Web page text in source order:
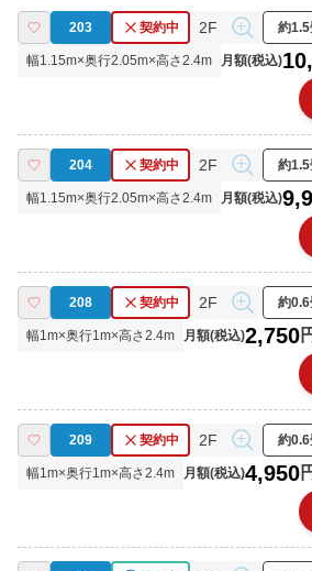
203 契約中 2F 約1.5
幅1.15m×奥行2.05m×高さ2.4m 月額(税込)
204 契約中 2F 約1.5
幅1.15m×奥行2.05m×高さ2.4m 月額(税込)
208 契約中 2F 約0.6
幅1m×奥行1m×高さ2.4m 月額(税込)2,750
209 契約中 2F 約0.6
幅1m×奥行1m×高さ2.4m 月額(税込)4,950